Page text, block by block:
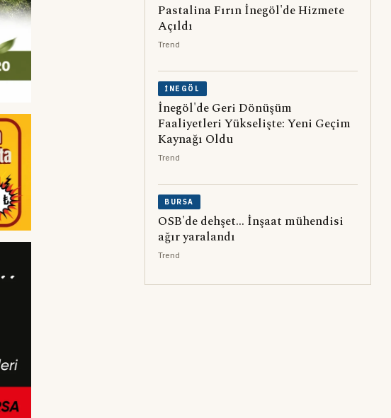
Pastalina Fırın İnegöl'de Hizmete
Açıldı
Trend
İNEGÖL
İnegöl'de Geri Dönüşüm
Faaliyetleri Yükselişte: Yeni Geçim
Kaynağı Oldu
Trend
BURSA
OSB'de dehşet... İnşaat mühendisi
ağır yaralandı
Trend